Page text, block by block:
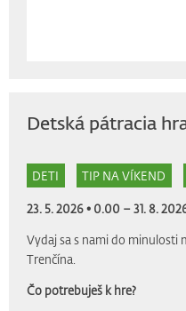
Detská pátracia
DETI TIP NA VÍKEND
23. 5. 2026 • 0.00 – 31. 8. 2026
Vydaj sa s nami do minulosti
Trenčína.
Čo potrebuješ k hre?